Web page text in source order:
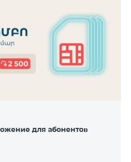
для абонентов